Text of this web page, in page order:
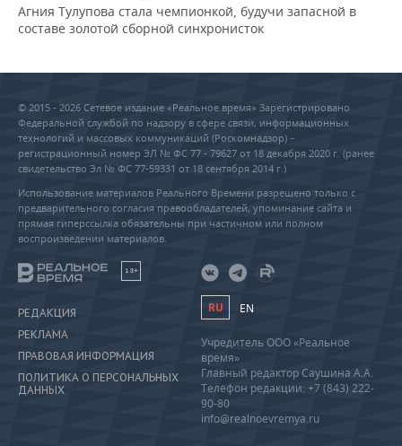
Агния Тулупова стала чемпионкой, будучи запасной в
составе золотой сборной синхронисток
© 2015 - 2026 Сетевое издание «Реальное время» Зарегистрировано
Федеральной службой по надзору в сфере связи, информационных
технологий и массовых коммуникаций (Роскомнадзор) –
регистрационный номер ЭЛ № ФС 77 - 79627 от 18 декабря 2020 г. (ранее
свидетельство Эл № ФС 77-59331 от 18 сентября 2014 г.)
Использование материалов Реального Времени разрешено только с
предварительного согласия правообладателей, упоминание сайта и
прямая гиперссылка обязательны при частичном или полном
воспроизведении материалов.
18+
РЕДАКЦИЯ
РЕКЛАМА
ПРАВОВАЯ ИНФОРМАЦИЯ
ПОЛИТИКА О ПЕРСОНАЛЬНЫХ
ДАННЫХ
RU EN
Учредитель ООО «Реальное
время»
Главный редактор Саушина А.А.
Телефон редакции: +7 (843) 222-
90-80
info@realnoevremya.ru